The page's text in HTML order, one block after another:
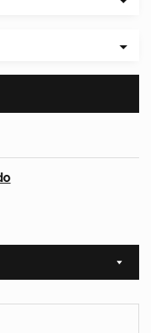
Sort